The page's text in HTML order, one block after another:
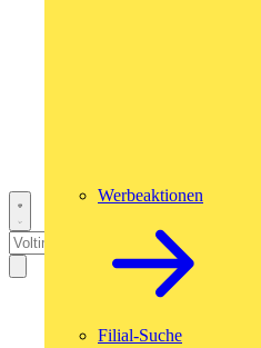
Werbeaktionen
Filial-Suche